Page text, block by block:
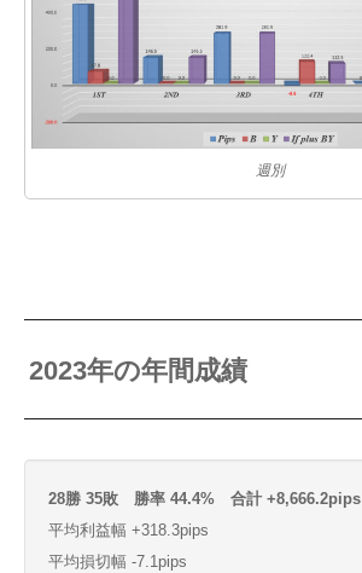
週別
2023年の年間成績
28勝 35敗 勝率 44.4% 合計 +8,666.2pips
平均利益幅 +318.3pips
平均損切幅 -7.1pips